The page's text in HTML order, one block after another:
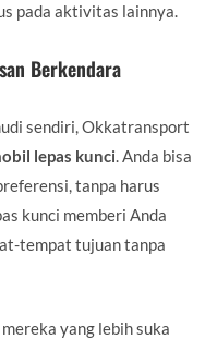
pada aktivitas lainnya.
Berkendara
sendiri, Okkatransport
lepas kunci. Anda bisa
tanpa harus
kunci memberi Anda
tempat tujuan tanpa
yang lebih suka